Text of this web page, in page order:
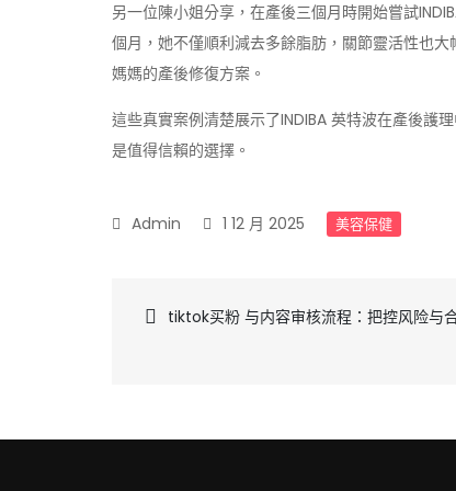
另一位陳小姐分享，在產後三個月時開始嘗試
個月，她不僅順利減去多餘脂肪，關節靈活性也
媽媽的產後修復方案。
這些真實案例清楚展示了INDIBA 英特波在產後護
是值得信賴的選擇。
1 12 月 2025 美容保健
文
導
tiktok买粉 与内容审核流程：把控风险与